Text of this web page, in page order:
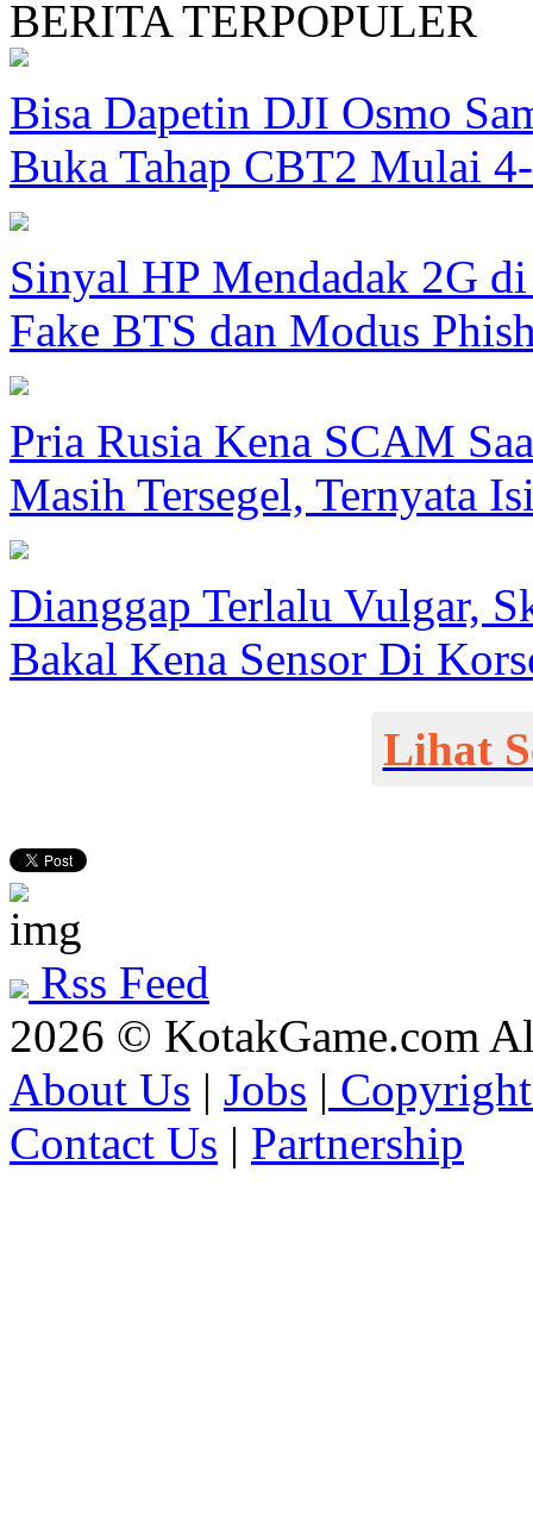
BERITA TERPOPULER
Bisa Dapetin DJI Osmo
Buka Tahap CBT2 Mulai
Sinyal HP Mendadak 2G
Fake BTS dan Modus
Pria Rusia Kena SCAM
Masih Tersegel, Ternyata
Dianggap Terlalu Vulgar,
Bakal Kena Sensor Di
Lihat
Rss Feed
2026 © KotakGame.com
About Us | Jobs |
Contact Us | Partnership